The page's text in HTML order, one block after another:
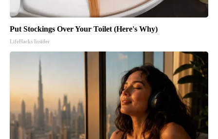
Put Stockings Over Your Toilet (Here's Why)
LifeHacks Insider